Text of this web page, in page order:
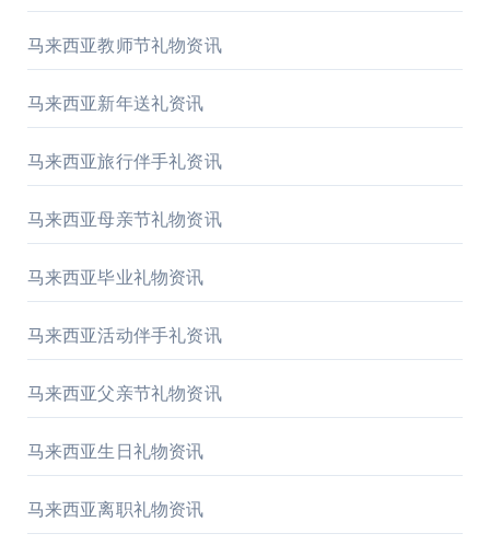
马来西亚教师节礼物资讯
马来西亚新年送礼资讯
马来西亚旅行伴手礼资讯
马来西亚母亲节礼物资讯
马来西亚毕业礼物资讯
马来西亚活动伴手礼资讯
马来西亚父亲节礼物资讯
马来西亚生日礼物资讯
马来西亚离职礼物资讯